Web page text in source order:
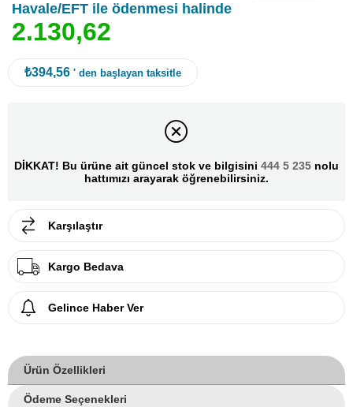
Havale/EFT ile ödenmesi halinde
2.130,62
₺394,56 ' den başlayan taksitle
DİKKAT! Bu ürüne ait güncel stok ve bilgisini 444 5 235 nolu
hattımızı arayarak öğrenebilirsiniz.
Karşılaştır
Kargo Bedava
Gelince Haber Ver
Ürün Özellikleri
Ödeme Seçenekleri